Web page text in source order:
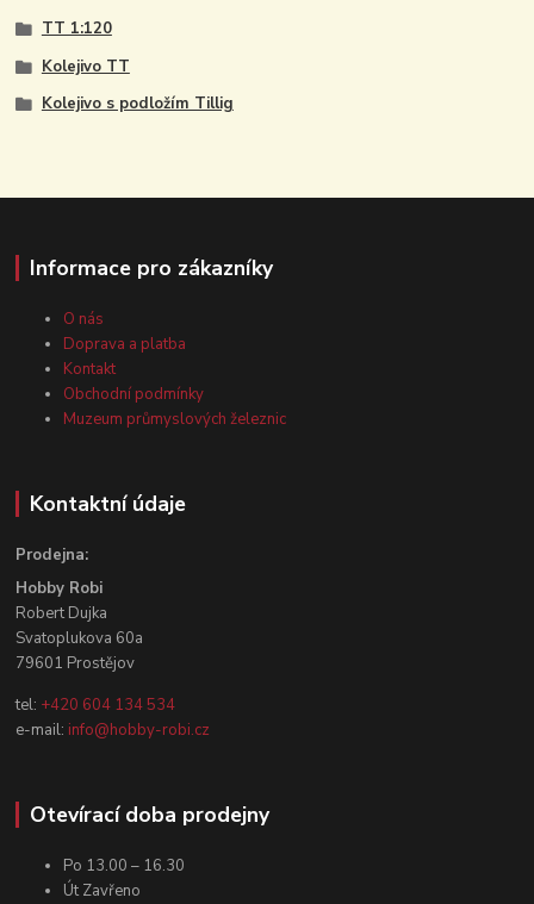
TT 1:120
Kolejivo TT
Kolejivo s podložím Tillig
Informace pro zákazníky
O nás
Doprava a platba
Kontakt
Obchodní podmínky
Muzeum průmyslových železnic
Kontaktní údaje
Prodejna:
Hobby Robi
Robert Dujka
Svatoplukova 60a
79601 Prostějov
tel: +420 604 134 534
e-mail: info@hobby-robi.cz
Otevírací doba prodejny
Po 13.00 – 16.30
Út Zavřeno